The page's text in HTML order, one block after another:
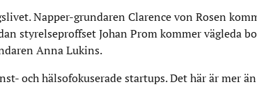
Napper-grundaren Clarence von Rosen
styrelseproffset Johan Prom kommer vägleda
Anna Lukins.
och hälsofokuserade startups. Det här är mer